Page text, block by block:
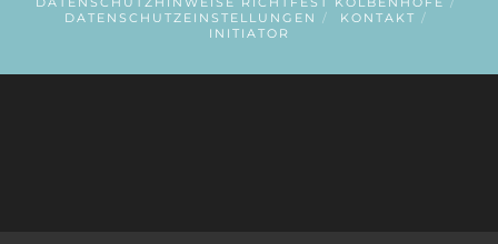
DATENSCHUTZEINSTELLUNGEN
KONTAKT
INITIATOR